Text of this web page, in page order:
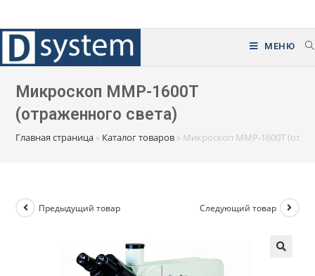
к
содержимому
МЕНЮ
Микроскоп ММР-1600Т
(отраженного света)
Главная страница » Каталог товаров » Микроскоп ММР-1600Т
Предыдущий товар Следующий товар